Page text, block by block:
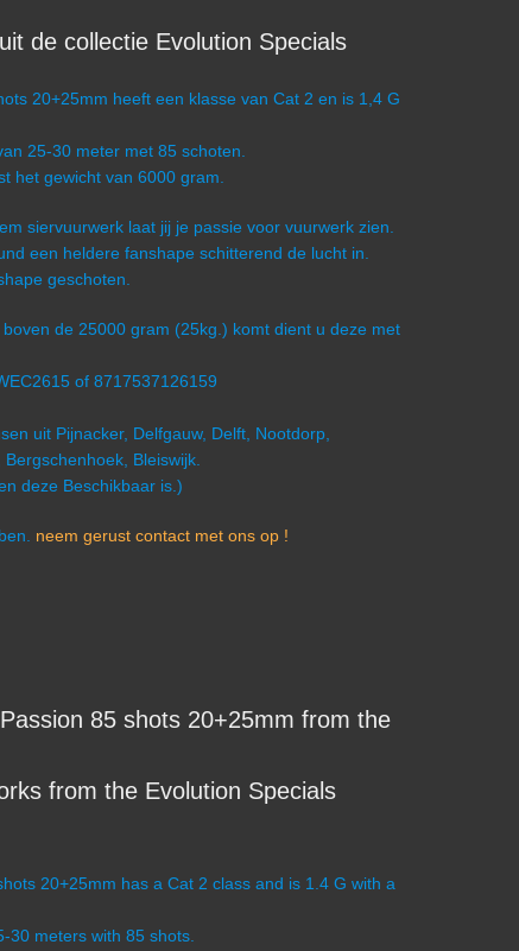
de collectie Evolution Specials
20+25mm heeft een klasse van Cat 2 en is 1,4 G
25-30 meter met 85 schoten.
het gewicht van 6000 gram.
siervuurwerk laat jij je passie voor vuurwerk zien.
een heldere fanshape schitterend de lucht in.
geschoten.
de 25000 gram (25kg.) komt dient u deze met
of 8717537126159
uit Pijnacker, Delfgauw, Delft, Nootdorp,
Bleiswijk.
deze Beschikbaar is.)
neem gerust contact met ons op !
85 shots 20+25mm from the
from the Evolution Specials
20+25mm has a Cat 2 class and is 1.4 G with a
30 meters with 85 shots.